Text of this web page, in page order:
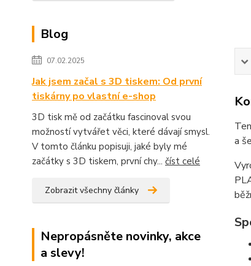
Blog
07.02.2025
Jak jsem začal s 3D tiskem: Od první
tiskárny po vlastní e-shop
3D tisk mě od začátku fascinoval svou
možností vytvářet věci, které dávají smysl.
V tomto článku popisuji, jaké byly mé
začátky s 3D tiskem, první chy... číst celé
Zobrazit všechny články
Nepropásněte novinky, akce
a slevy!
a